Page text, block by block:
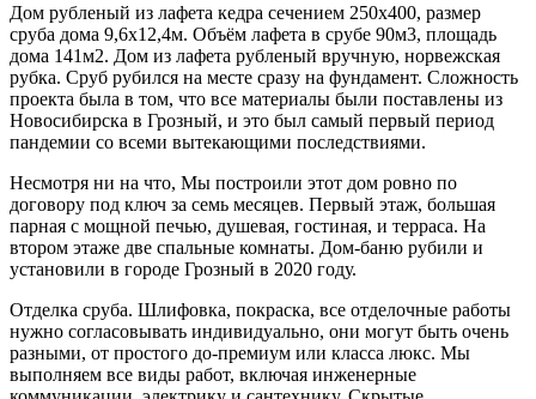
Дом рубленый из лафета кедра сечением 250х400, размер
сруба дома 9,6х12,4м. Объём лафета в срубе 90м3, площадь
дома 141м2. Дом из лафета рубленый вручную, норвежская
рубка. Сруб рубился на месте сразу на фундамент. Сложность
проекта была в том, что все материалы были поставлены из
Новосибирска в Грозный, и это был самый первый период
пандемии со всеми вытекающими последствиями.
Несмотря ни на что, Мы построили этот дом ровно по
договору под ключ за семь месяцев. Первый этаж, большая
парная с мощной печью, душевая, гостиная, и терраса. На
втором этаже две спальные комнаты. Дом-баню рубили и
установили в городе Грозный в 2020 году.
Отделка сруба. Шлифовка, покраска, все отделочные работы
нужно согласовывать индивидуально, они могут быть очень
разными, от простого до-премиум или класса люкс. Мы
выполняем все виды работ, включая инженерные